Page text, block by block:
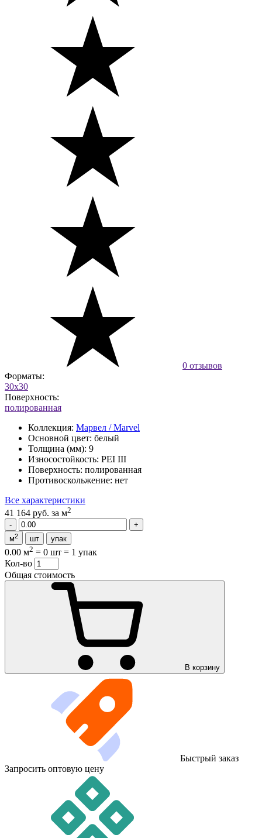
0 отзывов
Форматы:
30x30
Поверхность:
полированная
Коллекция: Марвел / Marvel
Основной цвет: белый
Толщина (мм): 9
Износостойкость: PEI III
Поверхность: полированная
Противоскольжение: нет
Все характеристики
41 164 руб. за м2
м2 шт упак
0.00 м2 = 0 шт = 1 упак
Кол-во
Общая стоимость
В корзину
Быстрый заказ
Запросить оптовую цену